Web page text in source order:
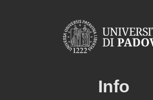
Info